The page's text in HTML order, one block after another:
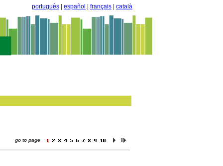
português español français català
go to page